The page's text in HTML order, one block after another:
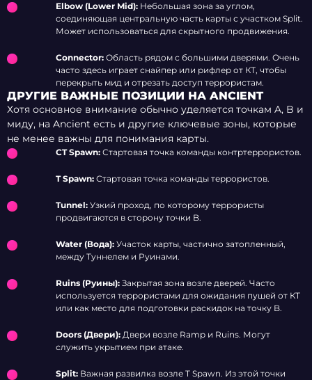
Elbow (Lower Mid): Небольшая зона за углом,
соединяющая центральную часть карты с участком Split.
Может использоваться для скрытного продвижения.
Connector: Область рядом с большими дверями. Очень
часто здесь играет снайпер или рифлер от КТ, чтобы
перекрыть мид и отрезать доступ террористам.
ДРУГИЕ ВАЖНЫЕ ПОЗИЦИИ НА ANCIENT
Хотя основное внимание обычно уделяется точкам A, B и
миду, на Ancient есть и другие ключевые зоны, которые
не менее важны для понимания карты.
CT Spawn: Стартовая точка команды контртеррористов.
T Spawn: Стартовая точка команды террористов.
Tunnel: Узкий проход, по которому террористы
продвигаются в сторону точки B.
Water (Вода): Участок карты, частично затопленный,
между Туннелем и Руинами.
Ruins (Руины): Закрытая зона возле дверей. Часто
используется террористами для ожидания пушей от КТ
или как место для подготовки раскидок на точку B.
Doors (Двери): Двери возле Ramp и Ruins. Могут
служить укрытием при атаке.
Split: Важная развилка возле T Spawn. Из этой точки